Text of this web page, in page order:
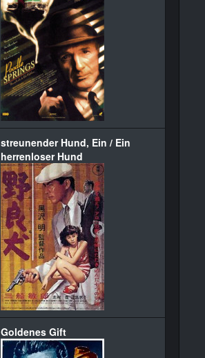
streunender Hund, Ein / Ein
herrenloser Hund
Goldenes Gift